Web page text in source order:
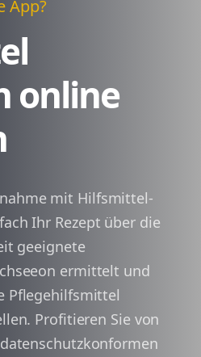
App?
online
mit Hilfsmittel-
Ihr Rezept über die
geeignete
ermittelt und
Pflegehilfsmittel
Profitieren Sie von